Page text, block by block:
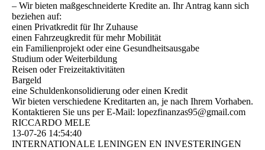
– Wir bieten maßgeschneiderte Kredite an. Ihr Antrag kann sich
beziehen auf:
einen Privatkredit für Ihr Zuhause
einen Fahrzeugkredit für mehr Mobilität
ein Familienprojekt oder eine Gesundheitsausgabe
Studium oder Weiterbildung
Reisen oder Freizeitaktivitäten
Bargeld
eine Schuldenkonsolidierung oder einen Kredit
Wir bieten verschiedene Kreditarten an, je nach Ihrem Vorhaben.
Kontaktieren Sie uns per E-Mail: lopezfinanzas95@­gmail.­com
RICCARDO MELE
13-07-26 14:54:40
INTERNATIONALE LENINGEN EN INVESTERINGEN